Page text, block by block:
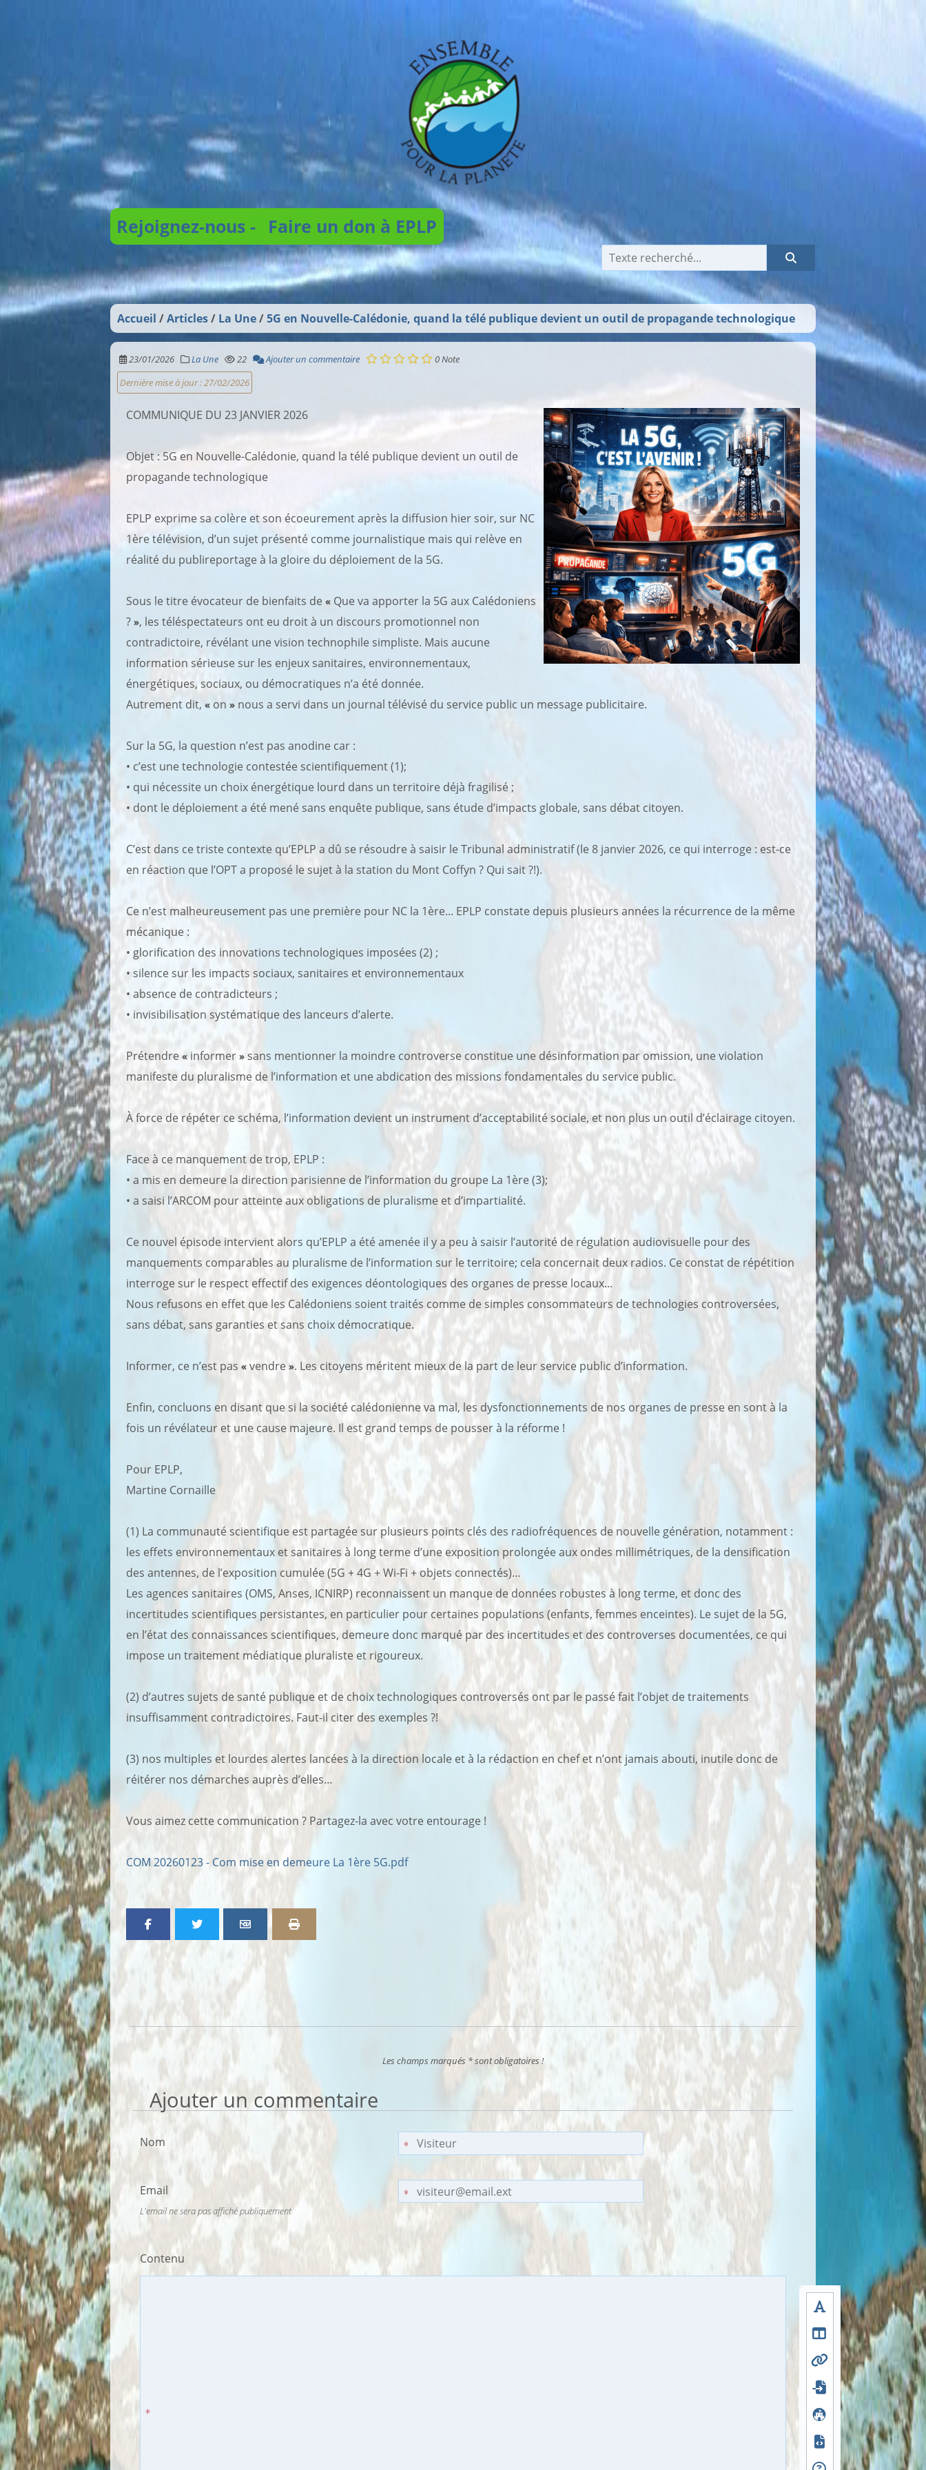
Rejoignez-nous - Faire un don à EPLP
Recherche
Accueil Articles La Une 5G en Nouvelle-Calédonie, quand la télé publique devient un outil de propagande technologique
23/01/2026 La Une 22 Ajouter un commentaire 0Note
Dernière mise à jour :27/02/2026
COMMUNIQUE DU 23 JANVIER 2026
Objet : 5G en Nouvelle-Calédonie, quand la télé publique devient un outil de
propagande technologique
EPLP exprime sa colère et son écoeurement après la diffusion hier soir, sur NC
1ère télévision, d’un sujet présenté comme journalistique mais qui relève en
réalité du publireportage à la gloire du déploiement de la 5G.
Sous le titre évocateur de bienfaits de« Que va apporter la 5G aux Calédoniens
?», les téléspectateurs ont eu droit à un discours promotionnel non
contradictoire, révélant une vision technophile simpliste. Mais aucune
information sérieuse sur les enjeux sanitaires, environnementaux,
énergétiques, sociaux, ou démocratiques n’a été donnée.
Autrement dit,« on» nous a servi dans un journal télévisé du service public un message publicitaire.
Sur la 5G, la question n’est pas anodine car :
• c’est une technologie contestée scientifiquement (1);
• qui nécessite un choix énergétique lourd dans un territoire déjà fragilisé ;
• dont le déploiement a été mené sans enquête publique, sans étude d’impacts globale, sans débat citoyen.
C’est dans ce triste contexte qu’EPLP a dû se résoudre à saisir le Tribunal administratif (le 8 janvier 2026, ce qui interroge : est-ce
en réaction que l’OPT a proposé le sujet à la station du Mont Coffyn ? Qui sait ?!).
Ce n’est malheureusement pas une première pour NC la 1ère... EPLP constate depuis plusieurs années la récurrence de la même
mécanique :
• glorification des innovations technologiques imposées (2) ;
• silence sur les impacts sociaux, sanitaires et environnementaux
• absence de contradicteurs ;
• invisibilisation systématique des lanceurs d’alerte.
Prétendre« informer»sans mentionner la moindre controverse constitue une désinformation par omission, une violation
manifeste du pluralisme de l’information et une abdication des missions fondamentales du service public.
À force de répéter ce schéma, l’information devient un instrument d’acceptabilité sociale, et non plus un outil d’éclairage citoyen.
Face à ce manquement de trop, EPLP :
• a mis en demeure la direction parisienne de l’information du groupe La 1ère (3);
• a saisi l’ARCOM pour atteinte aux obligations de pluralisme et d’impartialité.
Ce nouvel épisode intervient alors qu’EPLP a été amenée il y a peu à saisir l’autorité de régulation audiovisuelle pour des
manquements comparables au pluralisme de l’information sur le territoire; cela concernait deux radios. Ce constat de répétition
interroge sur le respect effectif des exigences déontologiques des organes de presse locaux...
Nous refusons en effet que les Calédoniens soient traités comme de simples consommateurs de technologies controversées,
sans débat, sans garanties et sans choix démocratique.
Informer, ce n’est pas«vendre». Les citoyens méritent mieux de la part de leur service public d’information.
Enfin, concluons en disant que si la société calédonienne va mal, les dysfonctionnements de nos organes de presse en sont à la
fois un révélateur et une cause majeure. Il est grand temps de pousser à la réforme !
Pour EPLP,
Martine Cornaille
(1) La communauté scientifique est partagée sur plusieurs points clés des radiofréquences de nouvelle génération, notamment :
les effets environnementaux et sanitaires à long terme d’une exposition prolongée aux ondes millimétriques, de la densification
des antennes, de l’exposition cumulée (5G + 4G + Wi-Fi + objets connectés)…
Les agences sanitaires (OMS, Anses, ICNIRP) reconnaissent un manque de données robustes à long terme, et donc des
incertitudes scientifiques persistantes, en particulier pour certaines populations (enfants, femmes enceintes). Le sujet de la 5G,
en l’état des connaissances scientifiques, demeure donc marqué par des incertitudes et des controverses documentées, ce qui
impose un traitement médiatique pluraliste et rigoureux.
(2) d’autres sujets de santé publique et de choix technologiques controversés ont par le passé fait l’objet de traitements
insuffisamment contradictoires. Faut-il citer des exemples ?!
(3) nos multiples et lourdes alertes lancées à la direction locale et à la rédaction en chef et n’ont jamais abouti, inutile donc de
réitérer nos démarches auprès d’elles…
Vous aimez cette communication ? Partagez-la avec votre entourage !
COM 20260123 - Com mise en demeure La 1ère 5G.pdf
Partager par email
Les champs marqués * sont obligatoires !
Ajouter un commentaire
Nom
Email
L'email ne sera pas affiché publiquement
Contenu